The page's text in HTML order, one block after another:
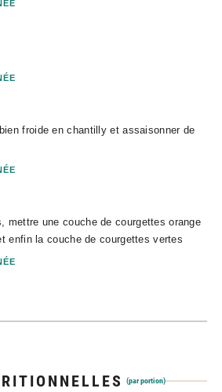
froide en chantilly et assaisonner de
mettre une couche de courgettes orange
enfin la couche de courgettes vertes
(par portion)